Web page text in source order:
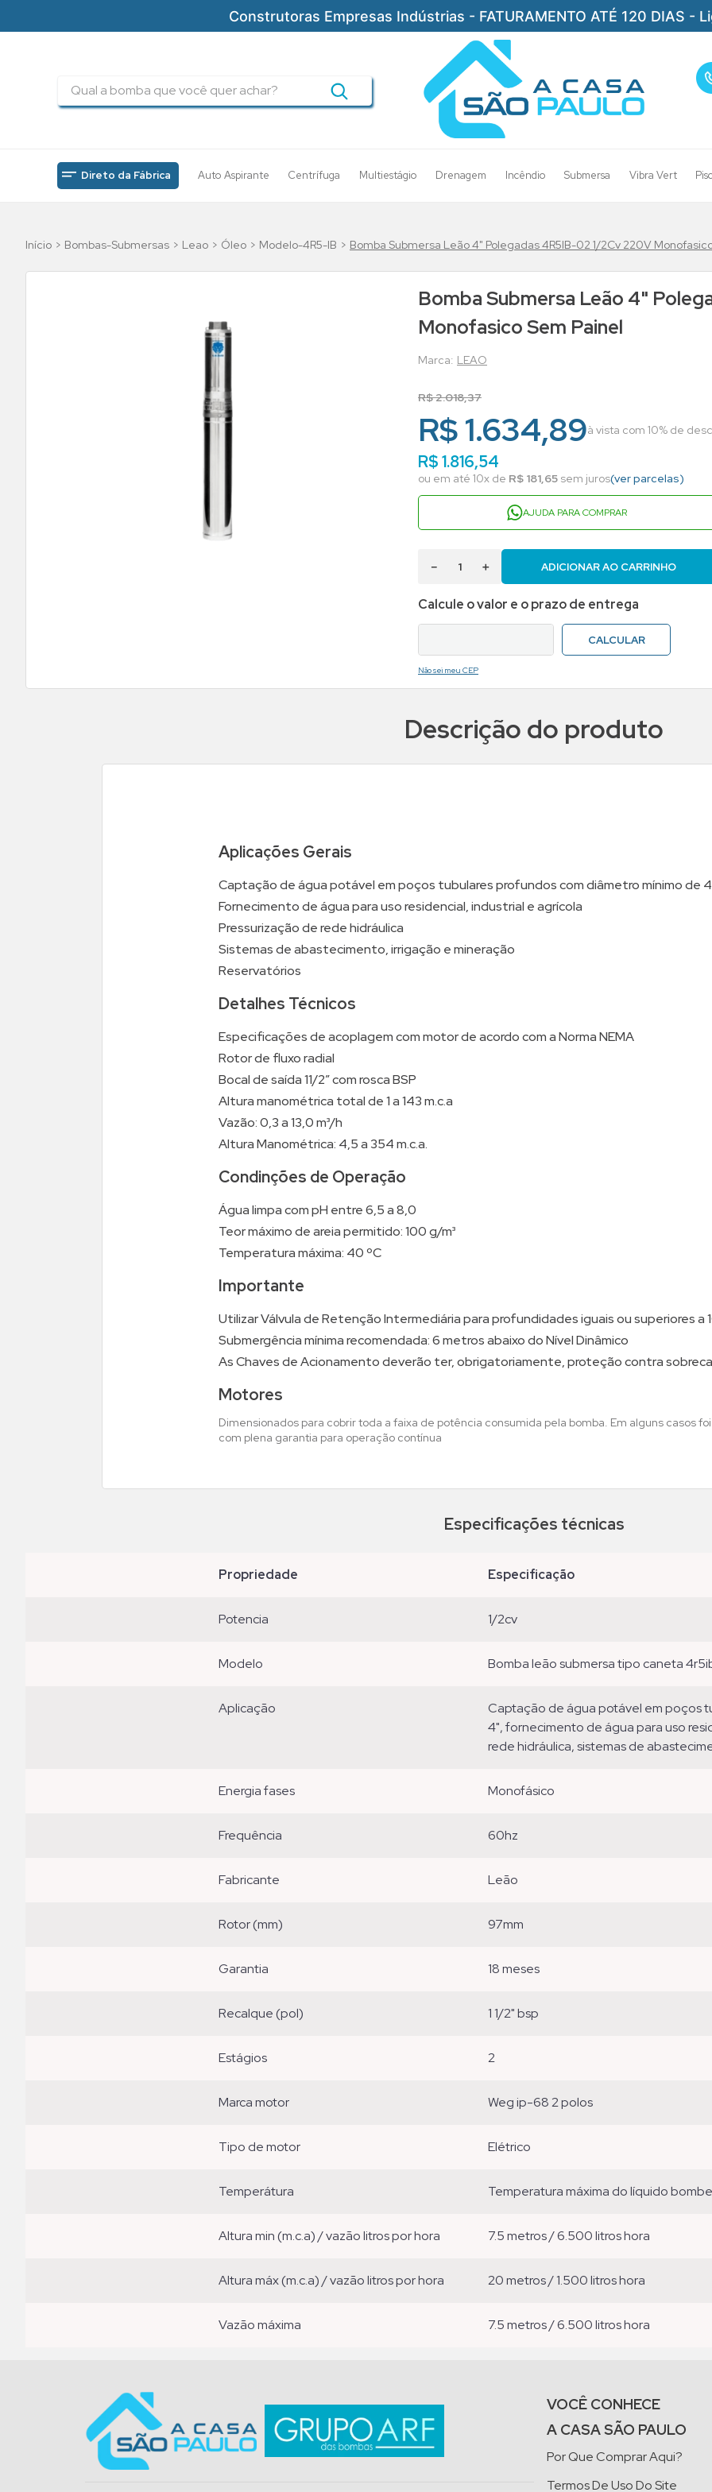
Construtoras Empresas Indústrias - FATURAMENTO ATÉ 120 DIAS -
Direto da Fábrica Auto Aspirante Centrífuga Multiestágio Drenagem Incêndio Submersa Vibra Vert
Bombas-Submersas Leao Óleo Modelo-4R5-IB Bomba Submersa Leão 4" Polegadas 4R5IB-02 1/2Cv 220V
Bomba Submersa Leão 4"
Monofasico Sem Painel
LEAO
R$2.018,37
R$ 1.634,89à vista com 10% de
R$1.816,54
ou em até 10x de R$ 181,65 sem juros(ver parcelas)
AJUDA PARA COMPRAR
＋
－ ADICIONAR AO CARRINHO
Não sei meu CEP
Descrição do produto
Aplicações Gerais
Captação de água potável em poços tubulares profundos com diâmetro mínimo de
Fornecimento de água para uso residencial, industrial e agrícola
Pressurização de rede hidráulica
Sistemas de abastecimento, irrigação e mineração
Reservatórios
Detalhes Técnicos
Especificações de acoplagem com motor de acordo com a Norma NEMA
Rotor de fluxo radial
Bocal de saída 11/2” com rosca BSP
Altura manométrica total de 1 a 143 m.c.a
Vazão: 0,3 a 13,0 m³/h
Altura Manométrica: 4,5 a 354 m.c.a.
Condinções de Operação
Água limpa com pH entre 6,5 a 8,0
Teor máximo de areia permitido: 100 g/m³
Temperatura máxima: 40 ºC
Importante
Utilizar Válvula de Retenção Intermediária para profundidades iguais ou superiores a
Submergência mínima recomendada: 6 metros abaixo do Nível Dinâmico
As Chaves de Acionamento deverão ter, obrigatoriamente, proteção contra
Motores
Dimensionados para cobrir toda a faixa de potência consumida pela bomba. Em alguns casos
com plena garantia para operação contínua
Especificações técnicas
propriedade especificação
potencia 1/2cv
modelo bomba leão submersa tipo caneta
aplicação
captação de água potável em poços tubulares profundos com diâmetro mínimo de
4", fornecimento de água para uso
rede hidráulica, sistemas de
energia fases monofásico
frequência 60hz
fabricante leão
rotor (mm) 97mm
garantia 18 meses
recalque (pol) 1 1/2" bsp
estágios 2
marca motor weg ip-68 2 polos
tipo de motor elétrico
temperátura temperatura máxima do líquido
altura min (m.c.a) / vazão litros por hora 7.5 metros / 6.500 litros hora
altura máx (m.c.a) / vazão litros por hora 20 metros / 1.500 litros hora
vazão máxima 7.5 metros / 6.500 litros hora
VOCÊ CONHECE
A CASA SÃO PAULO
Por Que Comprar Aqui?
Termos De Uso Do Site
drenagem